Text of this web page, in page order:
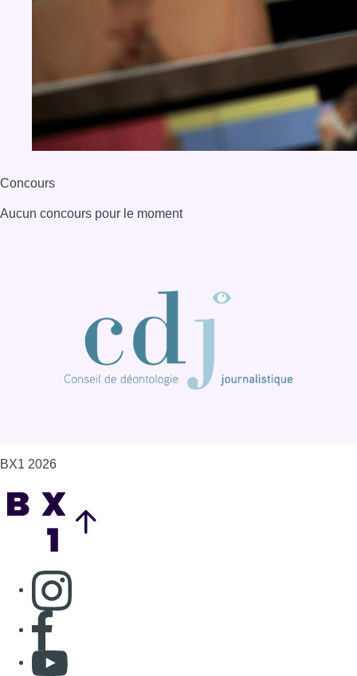
Concours
Aucun concours pour le moment
BX1 2026
Consulter page Instagram
Consulter page Facebook
Consulter Youtube